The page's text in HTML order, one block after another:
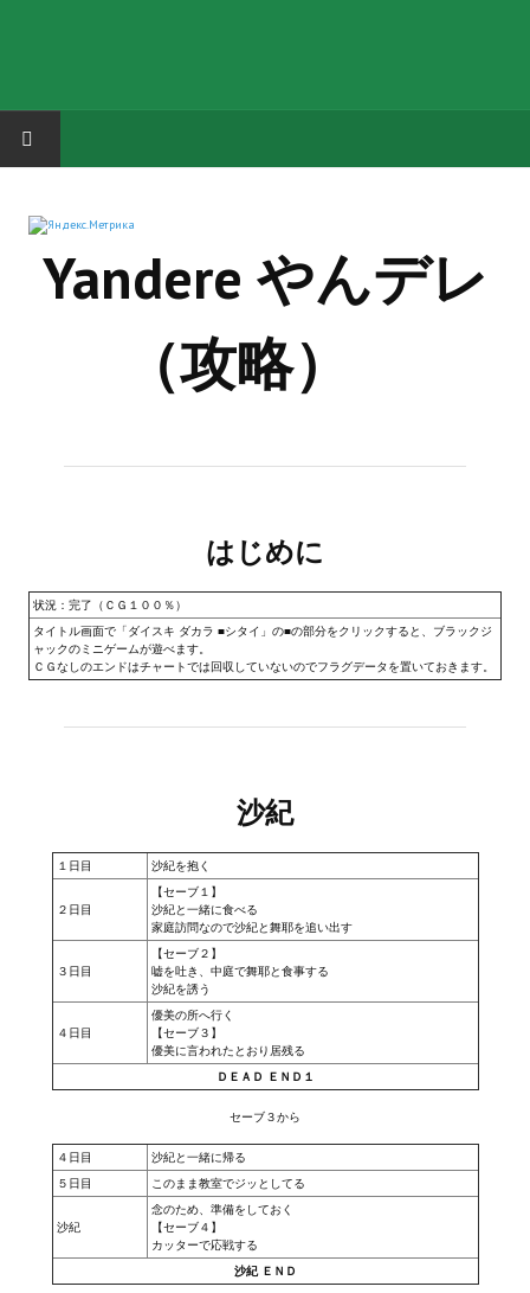
Моды группы
Теневой кардинал для Скайрима
Kitana CBBE SSE BodySlide (with Physics)
Nekomimi
New Light Skyrim SE
SB Corset Armor CBBE SSE BodySlide (with Physics)
Wedding Wear CBBE SSE BodySlide (with Physics)
Наёмный оборотень
Небесный воин
Немного героев меча и магии
Yandere やんデレ
（攻略）
はじめに
状況：完了（ＣＧ１００％）
タイトル画面で「ダイスキ ダカラ ■シタイ」の■の部分をクリックすると、ブラックジ
ャックのミニゲームが遊べます。
ＣＧなしのエンドはチャートでは回収していないのでフラグデータを置いておきます。
沙紀
１日目 沙紀を抱く
２日目
【セーブ１】
沙紀と一緒に食べる
家庭訪問なので沙紀と舞耶を追い出す
３日目
【セーブ２】
嘘を吐き、中庭で舞耶と食事する
沙紀を誘う
４日目
優美の所へ行く
【セーブ３】
優美に言われたとおり居残る
ＤＥＡＤ ＥＮＤ１
セーブ３から
４日目
沙紀と一緒に帰る
５日目
このまま教室でジッとしてる
沙紀
念のため、準備をしておく
【セーブ４】
カッターで応戦する
沙紀 ＥＮＤ